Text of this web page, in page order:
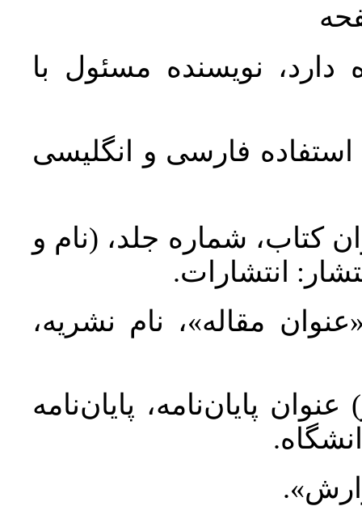
نویسنده مسئول با
استفاده فارسی و انگلیسی
کتاب، شماره جلد، (نام و
انتشارات.
مقاله»، نام نشریه،
پایان‌نامه، پایان‌نامه